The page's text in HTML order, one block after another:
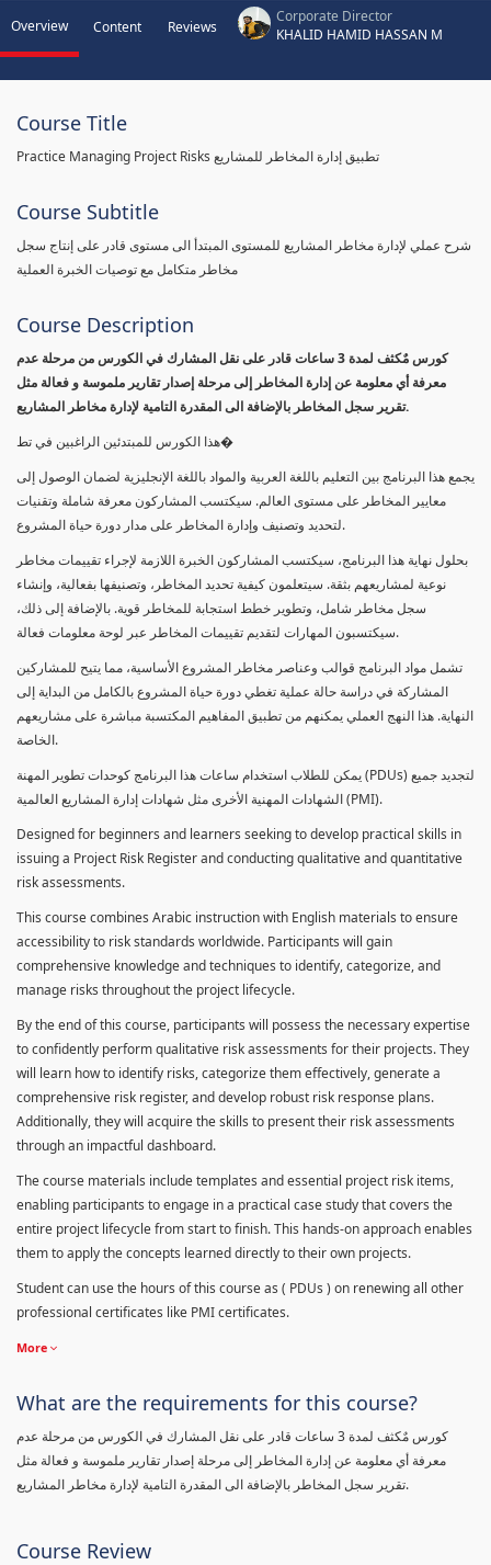
Overview Content Reviews
Corporate Director
KHALID HAMID HASSAN M
Course Title
Practice Managing Project Risks تطبيق إدارة المخاطر للمشاريع
Course Subtitle
شرح عملي لإدارة مخاطر المشاريع للمستوى المبتدأ الى مستوى قادر على إنتاج سجل
مخاطر متكامل مع توصيات الخبرة العملية
Course Description
كورس مٌكثف لمدة 3 ساعات قادر على نقل المشارك في الكورس من مرحلة عدم
معرفة أي معلومة عن إدارة المخاطر إلى مرحلة إصدار تقارير ملموسة و فعالة مثل
تقرير سجل المخاطر بالإضافة الى المقدرة التامية لإدارة مخاطر المشاريع.
هذا الكورس للمبتدئين الراغبين في تط�
يجمع هذا البرنامج بين التعليم باللغة العربية والمواد باللغة الإنجليزية لضمان الوصول إلى
معايير المخاطر على مستوى العالم. سيكتسب المشاركون معرفة شاملة وتقنيات
لتحديد وتصنيف وإدارة المخاطر على مدار دورة حياة المشروع.
بحلول نهاية هذا البرنامج، سيكتسب المشاركون الخبرة اللازمة لإجراء تقييمات مخاطر
نوعية لمشاريعهم بثقة. سيتعلمون كيفية تحديد المخاطر، وتصنيفها بفعالية، وإنشاء
سجل مخاطر شامل، وتطوير خطط استجابة للمخاطر قوية. بالإضافة إلى ذلك،
سيكتسبون المهارات لتقديم تقييمات المخاطر عبر لوحة معلومات فعالة.
تشمل مواد البرنامج قوالب وعناصر مخاطر المشروع الأساسية، مما يتيح للمشاركين
المشاركة في دراسة حالة عملية تغطي دورة حياة المشروع بالكامل من البداية إلى
النهاية. هذا النهج العملي يمكنهم من تطبيق المفاهيم المكتسبة مباشرة على مشاريعهم
الخاصة.
يمكن للطلاب استخدام ساعات هذا البرنامج كوحدات تطوير المهنة (PDUs) لتجديد جميع
الشهادات المهنية الأخرى مثل شهادات إدارة المشاريع العالمية (PMI).
Designed for beginners and learners seeking to develop practical skills in
issuing a Project Risk Register and conducting qualitative and quantitative
risk assessments.
This course combines Arabic instruction with English materials to ensure
accessibility to risk standards worldwide. Participants will gain
comprehensive knowledge and techniques to identify, categorize, and
manage risks throughout the project lifecycle.
By the end of this course, participants will possess the necessary expertise
to confidently perform qualitative risk assessments for their projects. They
will learn how to identify risks, categorize them effectively, generate a
comprehensive risk register, and develop robust risk response plans.
Additionally, they will acquire the skills to present their risk assessments
through an impactful dashboard.
The course materials include templates and essential project risk items,
enabling participants to engage in a practical case study that covers the
entire project lifecycle from start to finish. This hands-on approach enables
them to apply the concepts learned directly to their own projects.
Student can use the hours of this course as ( PDUs ) on renewing all other
professional certificates like PMI certificates.
More
What are the requirements for this course?
كورس مٌكثف لمدة 3 ساعات قادر على نقل المشارك في الكورس من مرحلة عدم
معرفة أي معلومة عن إدارة المخاطر إلى مرحلة إصدار تقارير ملموسة و فعالة مثل
تقرير سجل المخاطر بالإضافة الى المقدرة التامية لإدارة مخاطر المشاريع.
Course Review